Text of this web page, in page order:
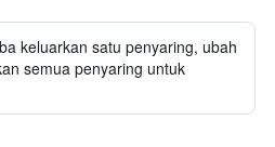
keluarkan satu penyaring, ubah
semua penyaring untuk